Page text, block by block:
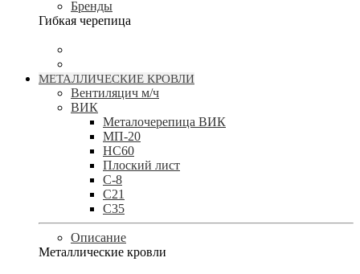
Бренды
Гибкая черепица
МЕТАЛЛИЧЕСКИЕ КРОВЛИ
Вентиляцич м/ч
ВИК
Металочерепица ВИК
МП-20
НС60
Плоский лист
С-8
С21
С35
Описание
Металлические кровли